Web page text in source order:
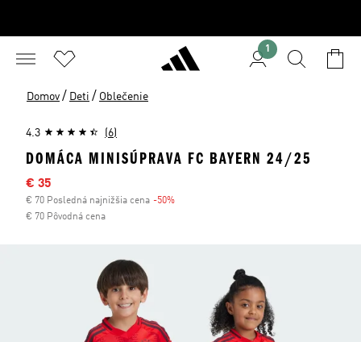
1
Domov / Deti / Oblečenie
4.3 (6)
DOMÁCA MINISÚPRAVA FC BAYERN 24/25
Výpredajová cena
€ 35
€ 70 Posledná najnižšia cena -50%
€ 70 Pôvodná cena